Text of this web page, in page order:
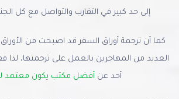
إلى حد كبير في التقارب والتواصل مع كل
كما أن ترجمة أوراق السفر قد اصبحت من
العديد من المهاجرين بالعمل على ترجمتها، لذا
أحد عن أفضل مكتب يكون معتمد